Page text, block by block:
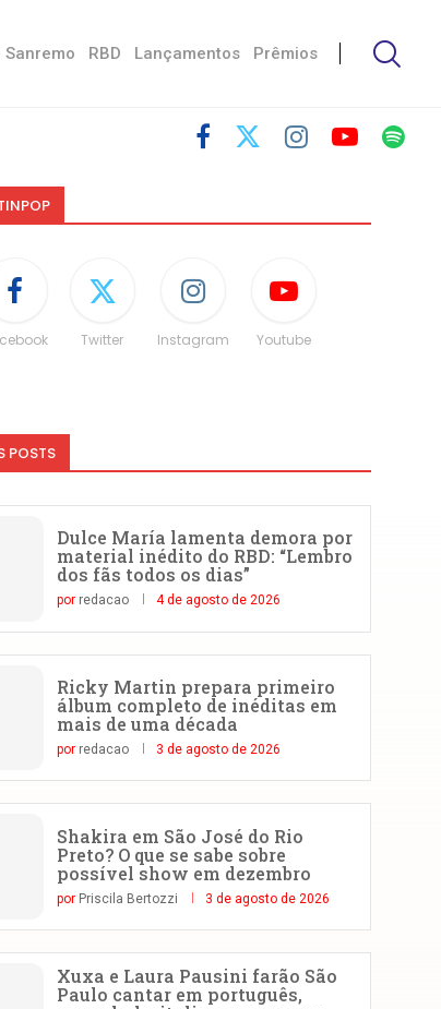
Sanremo RBD Lançamentos Prêmios
Twitter Instagram Youtube
POSTS
Dulce María lamenta demora por
material inédito do RBD: “Lembro
dos fãs todos os dias”
por redacao 4 de agosto de 2026
Ricky Martin prepara primeiro
álbum completo de inéditas em
mais de uma década
por redacao 3 de agosto de 2026
Shakira em São José do Rio
Preto? O que se sabe sobre
possível show em dezembro
por Priscila Bertozzi 3 de agosto de 2026
Xuxa e Laura Pausini farão São
Paulo cantar em português,